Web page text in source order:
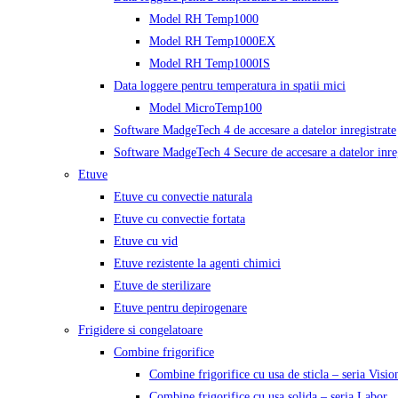
Model RH Temp1000
Model RH Temp1000EX
Model RH Temp1000IS
Data loggere pentru temperatura in spatii mici
Model MicroTemp100
Software MadgeTech 4 de accesare a datelor inregistrate
Software MadgeTech 4 Secure de accesare a datelor
Etuve
Etuve cu convectie naturala
Etuve cu convectie fortata
Etuve cu vid
Etuve rezistente la agenti chimici
Etuve de sterilizare
Etuve pentru depirogenare
Frigidere si congelatoare
Combine frigorifice
Combine frigorifice cu usa de sticla – seria